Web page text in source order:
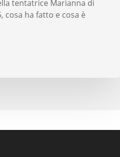
tentatrice Marianna di
cosa ha fatto e cosa è